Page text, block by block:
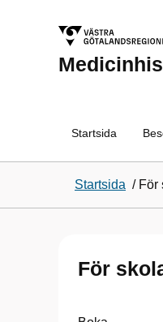
Startsida
Startsida / För
För